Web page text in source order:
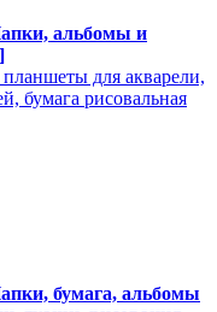
альбомы и
для акварели,
бумага рисовальная
бумага, альбомы